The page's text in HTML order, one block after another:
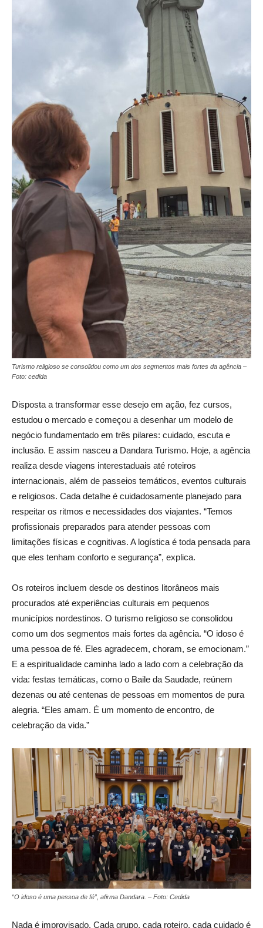
Turismo religioso se consolidou como um dos segmentos mais fortes da agência –
Foto: cedida
Disposta a transformar esse desejo em ação, fez cursos,
estudou o mercado e começou a desenhar um modelo de
negócio fundamentado em três pilares: cuidado, escuta e
inclusão. E assim nasceu a Dandara Turismo. Hoje, a agência
realiza desde viagens interestaduais até roteiros
internacionais, além de passeios temáticos, eventos culturais
e religiosos. Cada detalhe é cuidadosamente planejado para
respeitar os ritmos e necessidades dos viajantes. “Temos
profissionais preparados para atender pessoas com
limitações físicas e cognitivas. A logística é toda pensada para
que eles tenham conforto e segurança”, explica.
Os roteiros incluem desde os destinos litorâneos mais
procurados até experiências culturais em pequenos
municípios nordestinos. O turismo religioso se consolidou
como um dos segmentos mais fortes da agência. “O idoso é
uma pessoa de fé. Eles agradecem, choram, se emocionam.”
E a espiritualidade caminha lado a lado com a celebração da
vida: festas temáticas, como o Baile da Saudade, reúnem
dezenas ou até centenas de pessoas em momentos de pura
alegria. “Eles amam. É um momento de encontro, de
celebração da vida.”
“O idoso é uma pessoa de fé”, afirma Dandara. – Foto: Cedida
Nada é improvisado. Cada grupo, cada roteiro, cada cuidado é